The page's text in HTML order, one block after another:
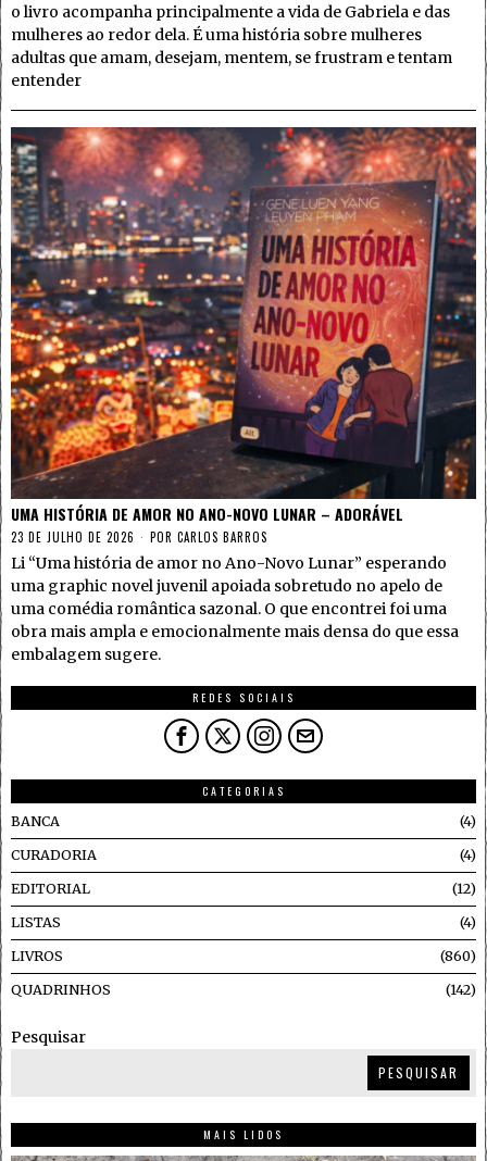
o livro acompanha principalmente a vida de Gabriela e das
mulheres ao redor dela. É uma história sobre mulheres
adultas que amam, desejam, mentem, se frustram e tentam
entender
UMA HISTÓRIA DE AMOR NO ANO-NOVO LUNAR – ADORÁVEL
23 DE JULHO DE 2026 POR CARLOS BARROS
Li “Uma história de amor no Ano-Novo Lunar” esperando
uma graphic novel juvenil apoiada sobretudo no apelo de
uma comédia romântica sazonal. O que encontrei foi uma
obra mais ampla e emocionalmente mais densa do que essa
embalagem sugere.
REDES SOCIAIS
CATEGORIAS
BANCA
4
CURADORIA 4
EDITORIAL 12
LISTAS 4
LIVROS 860
QUADRINHOS 142
Pesquisar
PESQUISAR
MAIS LIDOS